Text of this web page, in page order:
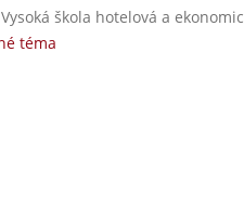
škola hotelová a
téma